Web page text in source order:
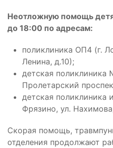
Неотложную помощь
до 18:00 по адресам:
поликлиника ОП4 (г.
Ленина, д.10);
детская поликлиника
Пролетарский
детская поликлиника
Фрязино, ул.
Скорая помощь,
отделения продолжают